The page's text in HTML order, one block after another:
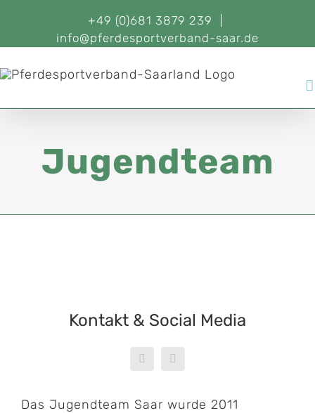
+49 (0)681 3879 239
info@pferdesportverband-saar.de
Jugendteam
Kontakt & Social Media
Das Jugendteam Saar wurde 2011